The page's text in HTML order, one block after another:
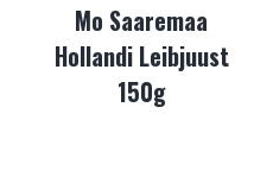
Mo Saaremaa
Hollandi Leibjuust
150g